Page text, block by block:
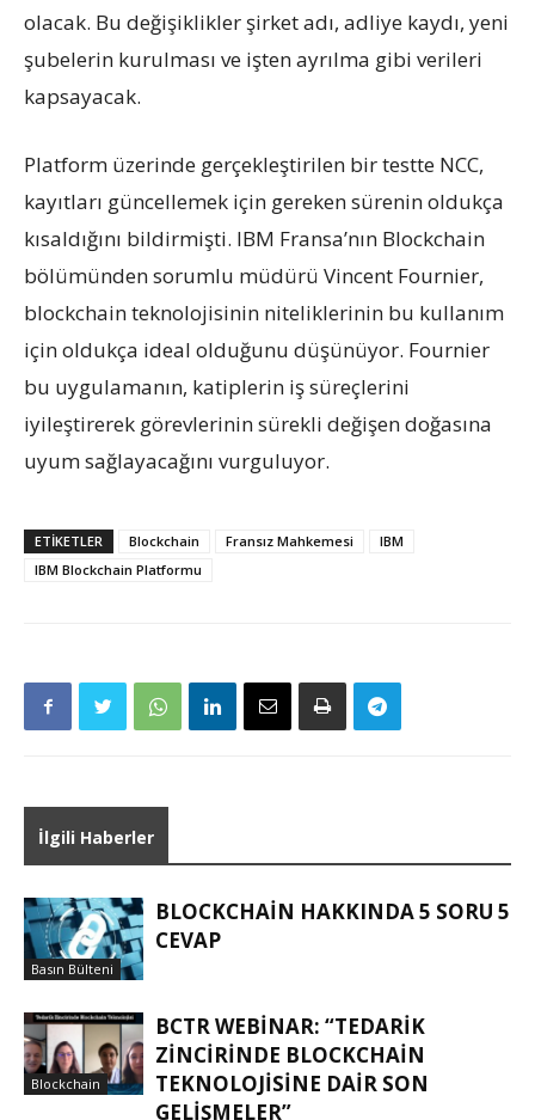
olacak. Bu değişiklikler şirket adı, adliye kaydı, yeni
şubelerin kurulması ve işten ayrılma gibi verileri
kapsayacak.
Platform üzerinde gerçekleştirilen bir testte NCC,
kayıtları güncellemek için gereken sürenin oldukça
kısaldığını bildirmişti. IBM Fransa’nın Blockchain
bölümünden sorumlu müdürü Vincent Fournier,
blockchain teknolojisinin niteliklerinin bu kullanım
için oldukça ideal olduğunu düşünüyor. Fournier
bu uygulamanın, katiplerin iş süreçlerini
iyileştirerek görevlerinin sürekli değişen doğasına
uyum sağlayacağını vurguluyor.
ETIKETLER Blockchain Fransız Mahkemesi
IBM
IBM Blockchain Platformu
İlgili Haberler
Basın Bülteni
BLOCKCHAIN HAKKINDA 5 SORU 5
CEVAP
Blockchain
BCTR WEBINAR: “TEDARIK
ZINCIRINDE BLOCKCHAIN
TEKNOLOJISINE DAIR SON
GELIŞMELER”